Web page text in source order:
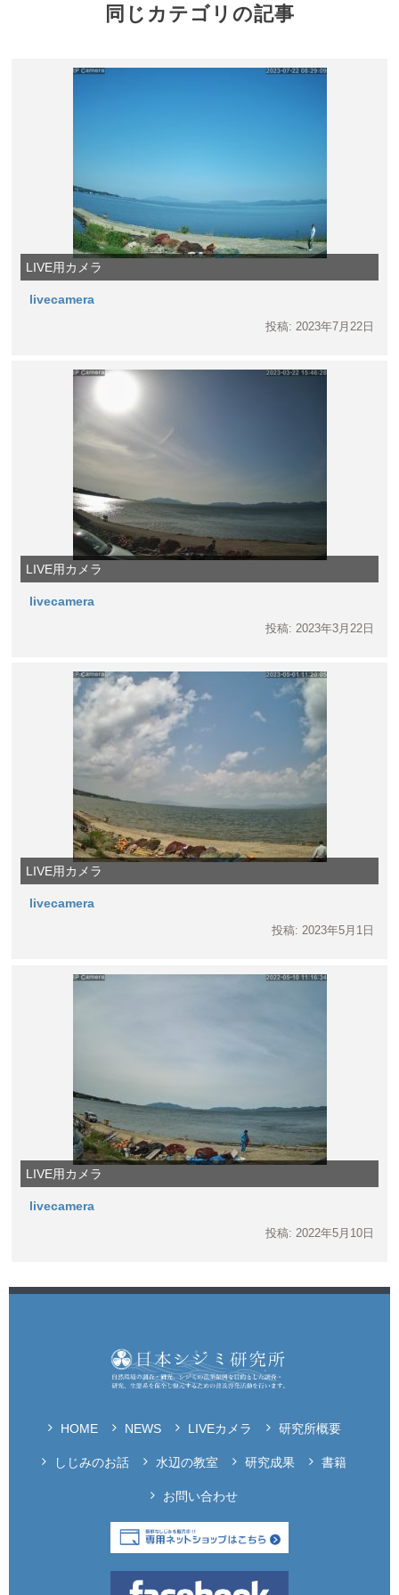
同じカテゴリの記事
LIVE用カメラ
livecamera
投稿: 2023年7月22日
LIVE用カメラ
livecamera
投稿: 2023年3月22日
LIVE用カメラ
livecamera
投稿: 2023年5月1日
LIVE用カメラ
livecamera
投稿: 2022年5月10日
HOME NEWS LIVEカメラ 研究所概要
しじみのお話 水辺の教室 研究成果 書籍
お問い合わせ